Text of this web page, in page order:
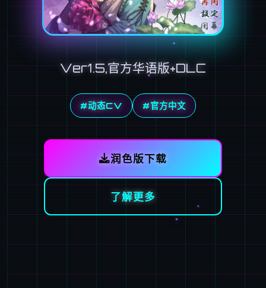
Ver1.5,官方华语版+DLC
#动态CV #官方中文
润色版下载
了解更多